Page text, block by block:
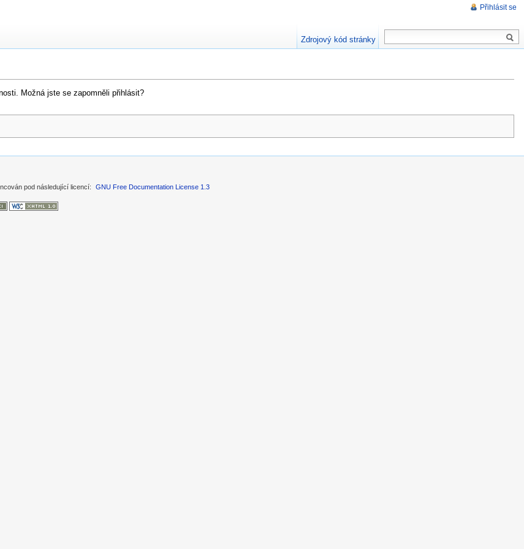
Možná jste se zapomněli přihlásit?
Přihlásit se
Zdrojový kód stránky
pod následující licencí: GNU Free Documentation License 1.3